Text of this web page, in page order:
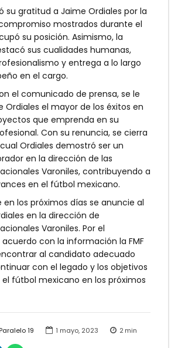
19 1 mayo, 2023 2 min
su gratitud a Jaime Ordiales por la
mostrados durante el
su posición. Asimismo, la
sus cualidades humanas,
y entrega a lo largo
en el cargo.
el comunicado de prensa, se le
Ordiales el mayor de los éxitos en
que emprenda en su
Con su renuncia, se cierra
Ordiales demostró ser un
en la dirección de las
Varoniles, contribuyendo a
en el fútbol mexicano.
en los próximos días se anuncie al
en la dirección de
Varoniles. Por el
con la información la FMF
al candidato adecuado
con el legado y los objetivos
fútbol mexicano en los próximos